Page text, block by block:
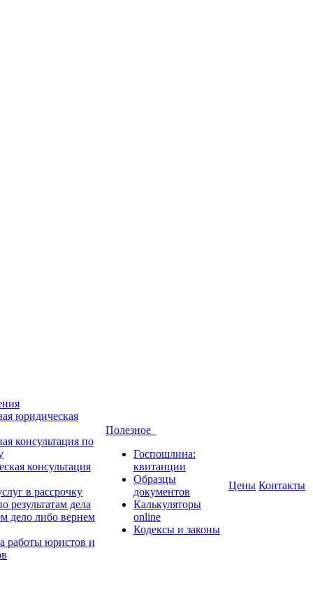
юридическая
консультация по
консультация
в рассрочку
результатам дела
дело либо вернем
работы юристов и
Полезное
Госпошлина:
квитанции
Образцы
документов
Калькуляторы
online
Кодексы и законы
Цены Контакты